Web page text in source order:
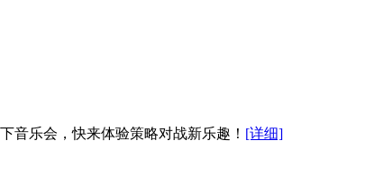
音乐会，快来体验策略对战新乐趣！ [详细]